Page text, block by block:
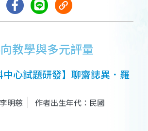
教學與多元評量
中心試題研發】聊齋誌異．羅
明慈 作者出生年代：民國